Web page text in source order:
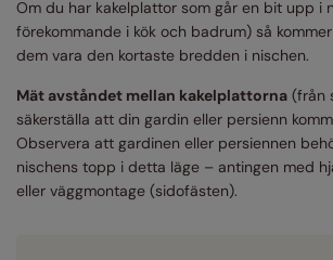
Om du har kakelplattor som går en bit upp i
förekommande i kök och badrum) så
dem vara den kortaste bredden i nischen.
Mät avståndet mellan kakelplattorna (från
säkerställa att din gardin eller persienn
Observera att gardinen eller persiennen
nischens topp i detta läge – antingen med
eller väggmontage (sidofästen).